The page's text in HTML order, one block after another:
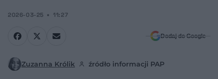
2026-03-25 11:27
Dodaj do Google
Zuzanna Królik źródło informacji PAP